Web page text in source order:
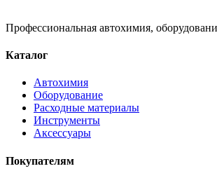
Профессиональная автохимия,
Каталог
Автохимия
Оборудование
Расходные материалы
Инструменты
Аксессуары
Покупателям